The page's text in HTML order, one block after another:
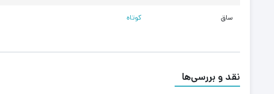
ساق کوتاه
نقد و بررسی‌ها